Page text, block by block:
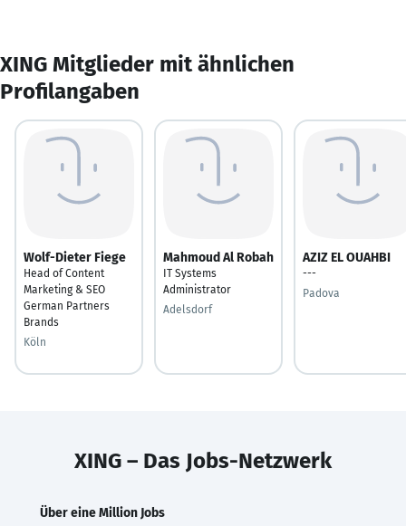
XING Mitglieder mit ähnlichen
Profilangaben
Wolf-Dieter Fiege
Head of Content
Marketing & SEO
German Partners
Brands
Köln
Mahmoud Al Robah
IT Systems
Administrator
Adelsdorf
AZIZ EL OUAHBI
---
Padova
XING – Das Jobs-Netzwerk
Über eine Million Jobs